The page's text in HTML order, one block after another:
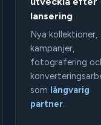
lansering
Nya kollektioner,
kampanjer,
fotografering
som långvarig
partner.